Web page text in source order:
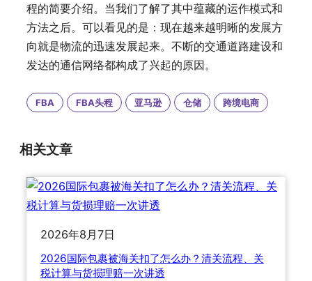
程的简要介绍。当我们了解了其中蕴藏的运作模式和
方法之后。可以看见的是：现在越来越明晰的发展方
向就是物流的迅速发展起来。不断的交通道路建设和
发达的通信网络都构成了兴起的原因。
FBA FBA头程 亚马逊 仓储 跨境电商
相关文章
2026年8月7日
2026国际包裹被海关扣了怎么办？清关流程、关
税计算与货损理赔一次讲透